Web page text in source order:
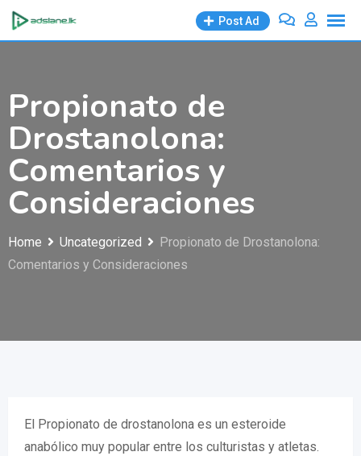
Skip
Post Ad
Propionato de
Drostanolona:
Comentarios y
Consideraciones
Home Uncategorized
Propionato de Drostanolona:
Comentarios y Consideraciones
El Propionato de drostanolona es un esteroide
anabólico muy popular entre los culturistas y atletas.